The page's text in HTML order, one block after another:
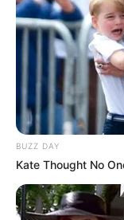
BUZZ DAY
Kate Thought No